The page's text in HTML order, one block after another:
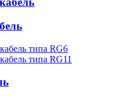
типа RG6
типа RG11